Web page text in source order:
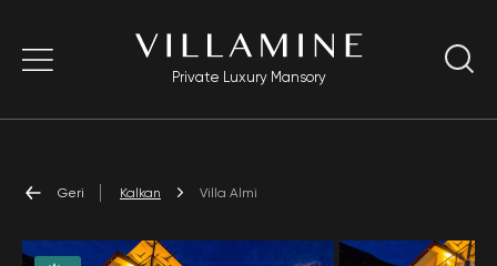
Private Luxury Mansory
Geri Kalkan Villa Almi